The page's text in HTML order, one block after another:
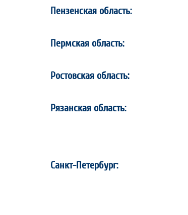
Пензенская область:
Пермская область:
Ростовская область:
Рязанская область:
Санкт-Петербург: